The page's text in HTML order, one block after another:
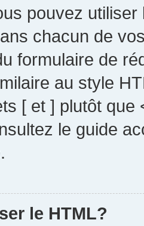
pouvez
chacun de
formulaire de
au style
[ et ] plutôt que
le guide
le HTML?